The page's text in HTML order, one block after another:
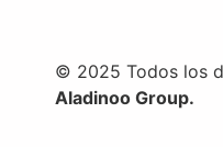
© 2025 Todos los
Aladinoo Group.